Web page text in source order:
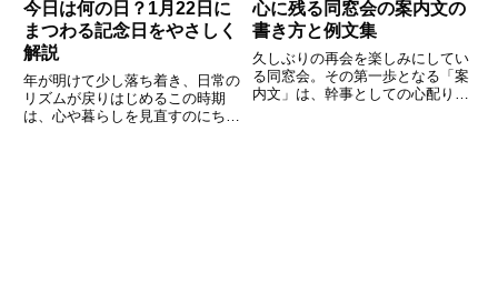
今日は何の日？1月22日に
まつわる記念日をやさしく
解説
年が明けて少し落ち着き、日常の
リズムが戻りはじめるこの時期
は、心や暮らしを見直すのにちょ
心に残る同窓会の案内文の
書き方と例文集
久しぶりの再会を楽しみにしてい
る同窓会。その第一歩となる「案
内文」は、幹事としての心配りや